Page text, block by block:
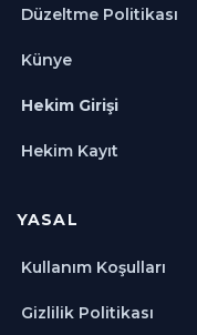
Düzeltme Politikası
Künye
Hekim Girişi
Hekim Kayıt
YASAL
Kullanım Koşulları
Gizlilik Politikası